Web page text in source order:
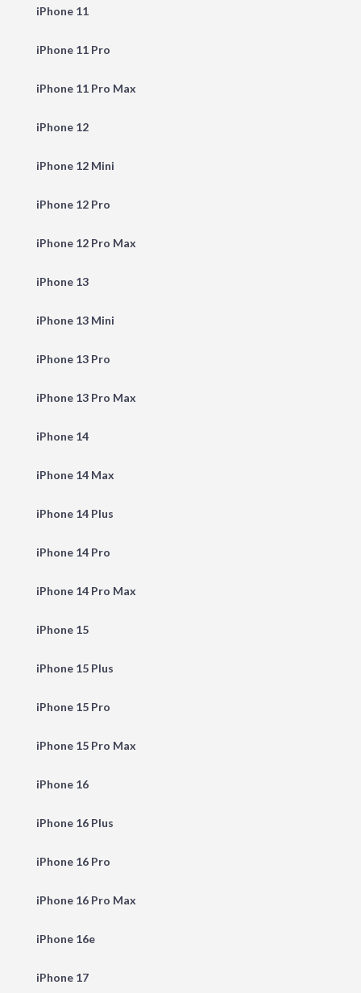
iPhone 11
iPhone 11 Pro
iPhone 11 Pro Max
iPhone 12
iPhone 12 Mini
iPhone 12 Pro
iPhone 12 Pro Max
iPhone 13
iPhone 13 Mini
iPhone 13 Pro
iPhone 13 Pro Max
iPhone 14
iPhone 14 Max
iPhone 14 Plus
iPhone 14 Pro
iPhone 14 Pro Max
iPhone 15
iPhone 15 Plus
iPhone 15 Pro
iPhone 15 Pro Max
iPhone 16
iPhone 16 Plus
iPhone 16 Pro
iPhone 16 Pro Max
iPhone 16e
iPhone 17